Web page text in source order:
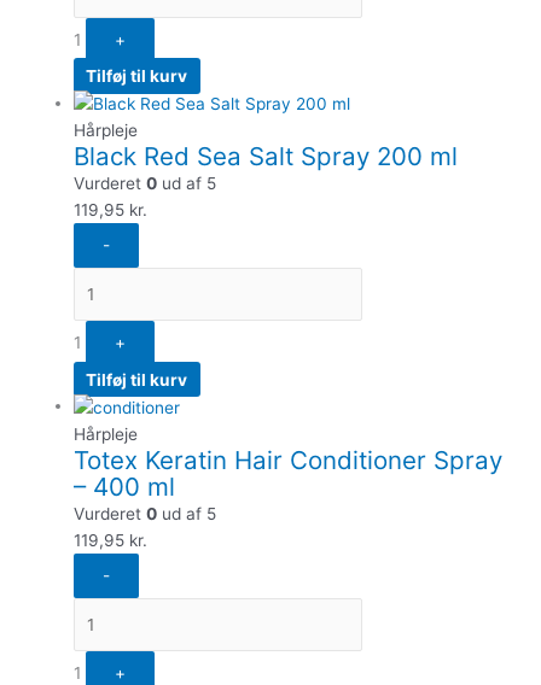
1
+
Tilføj til kurv
Hårpleje
Black Red Sea Salt Spray 200 ml
Vurderet0 ud af 5
119,95 kr.
-
1
+
Tilføj til kurv
Hårpleje
Totex Keratin Hair Conditioner Spray
– 400 ml
Vurderet0 ud af 5
119,95 kr.
-
1
+